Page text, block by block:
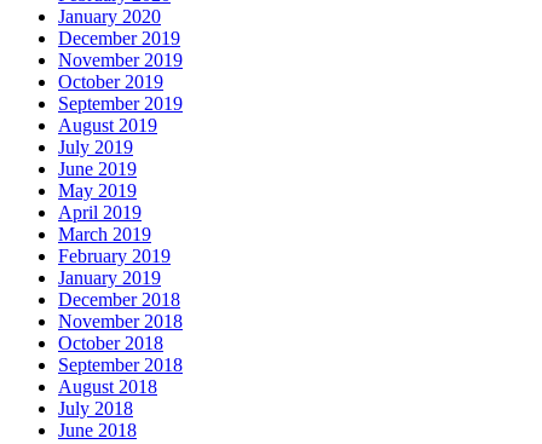
January 2020
December 2019
November 2019
October 2019
September 2019
August 2019
July 2019
June 2019
May 2019
April 2019
March 2019
February 2019
January 2019
December 2018
November 2018
October 2018
September 2018
August 2018
July 2018
June 2018